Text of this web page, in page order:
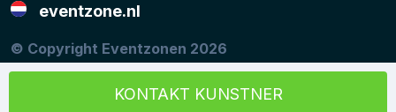
KONTAKT KUNSTNER
eventzone.nl
© Copyright Eventzonen 2026
Musikken på denne hjemmeside er stillet til rådighed
med tilladelse fraKODA og NCB